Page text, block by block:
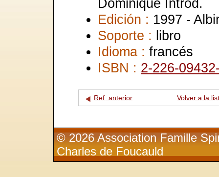
Edición : 1997 -
Soporte : libro
Idioma : francés
ISBN : 2-226-
Ref. anterior Volver a la
© 2026 Association Famille
Charles de Foucauld